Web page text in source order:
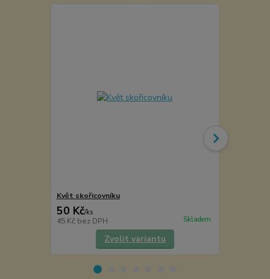
Květ skořicovníku
50 Kč/ks
45 Kč bez DPH Skladem
Zvolit variantu